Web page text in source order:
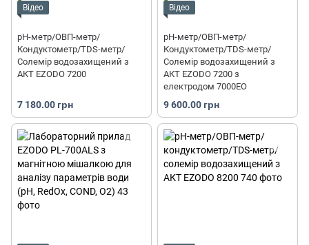
Відео
рН-метр/ОВП-метр/
Кондуктометр/TDS-метр/
Солемір водозахищений з
АКТ EZODO 7200
7 180.00 грн
Відео
рН-метр/ОВП-метр/
Кондуктометр/TDS-метр/
Солемір водозахищений з
АКТ EZODO 7200 з
електродом 7000EO
9 600.00 грн